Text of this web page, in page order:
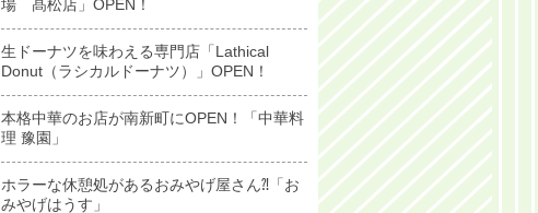
場 髙松店」OPEN！
生ドーナツを味わえる専門店「Lathical
Donut（ラシカルドーナツ）」OPEN！
本格中華のお店が南新町にOPEN！「中華料
理 豫園」
ホラーな休憩処があるおみやげ屋さん⁈「お
みやげはうす」